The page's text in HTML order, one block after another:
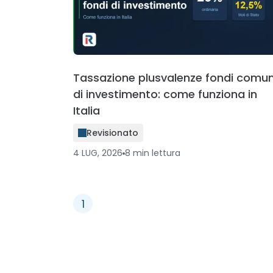
Tassazione plusvalenze fondi
di investimento: come funziona in
Italia
Revisionato
4 LUG, 2026 8 min lettura
1